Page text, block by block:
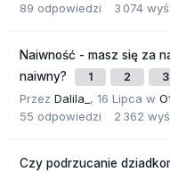
89 odpowiedzi 3 074
Naiwność - masz się za
naiwny?
1 2 3
Przez Dalila_ , 16 Lipca w
55 odpowiedzi 2 362
Czy podrzucanie